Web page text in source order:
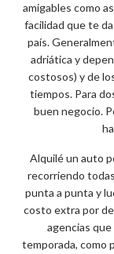
amigables como
facilidad que te
país.
adriática y
costosos) y de
tiempos. Para
buen negocio.
Alquilé un auto
recorriendo
punta a punta y
costo extra por
agencias
temporada, como